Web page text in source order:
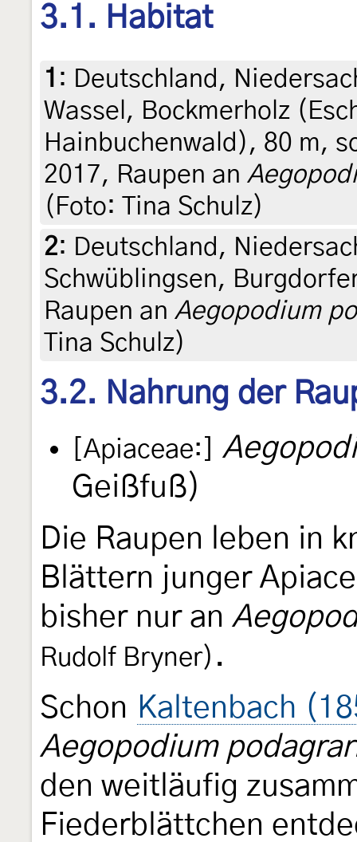
3.1. Habitat
1 : Deutschland,
Wassel, Bockmerholz
Hainbuchenwald), 80 m,
2017, Raupen an
(Foto: Tina Schulz)
2: Deutschland,
Schwüblingsen,
Raupen an Aegopodium
Tina Schulz)
3.2. Nahrung der
[Apiaceae:]
Geißfuß)
Die Raupen leben in
Blättern junger
bisher nur an
Rudolf Bryner) .
Schon Kaltenbach
Aegopodium
den weitläufig
Fiederblättchen